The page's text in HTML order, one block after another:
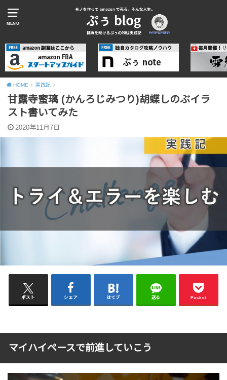
MENU
HOME 実践記
甘露寺蜜璃 (かんろじみつり)胡蝶しのぶイラ
スト書いてみた
2020年11月7日
ポスト シェア はてブ 送る Pocket
マイハイペースで前進していこう